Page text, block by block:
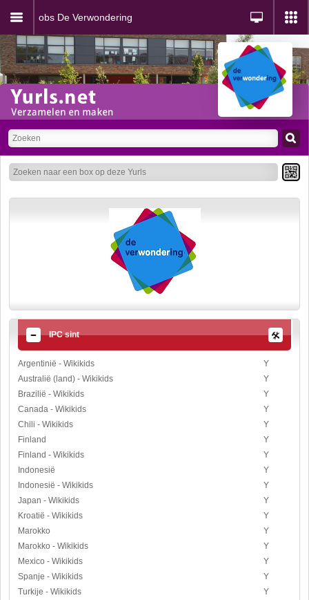
obs De Verwondering
IPC sint
Argentinië - Wikikids
Y
Australië (land) - Wikikids
Y
Brazilië - Wikikids
Y
Canada - Wikikids
Y
Chili - Wikikids
Y
Finland
Y
Finland - Wikikids
Y
Indonesië
Y
Indonesië - Wikikids
Y
Japan - Wikikids
Y
Kroatië - Wikikids
Y
Marokko
Y
Marokko - Wikikids
Y
Mexico - Wikikids
Y
Spanje - Wikikids
Y
Turkije - Wikikids
Y